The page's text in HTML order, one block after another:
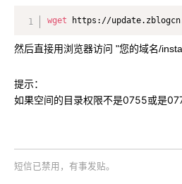
wget https://
然后直接用浏览器访问 "您的域名/
提示：
如果空间的目录权限不是0755或是
短信已禁用，有事发贴。